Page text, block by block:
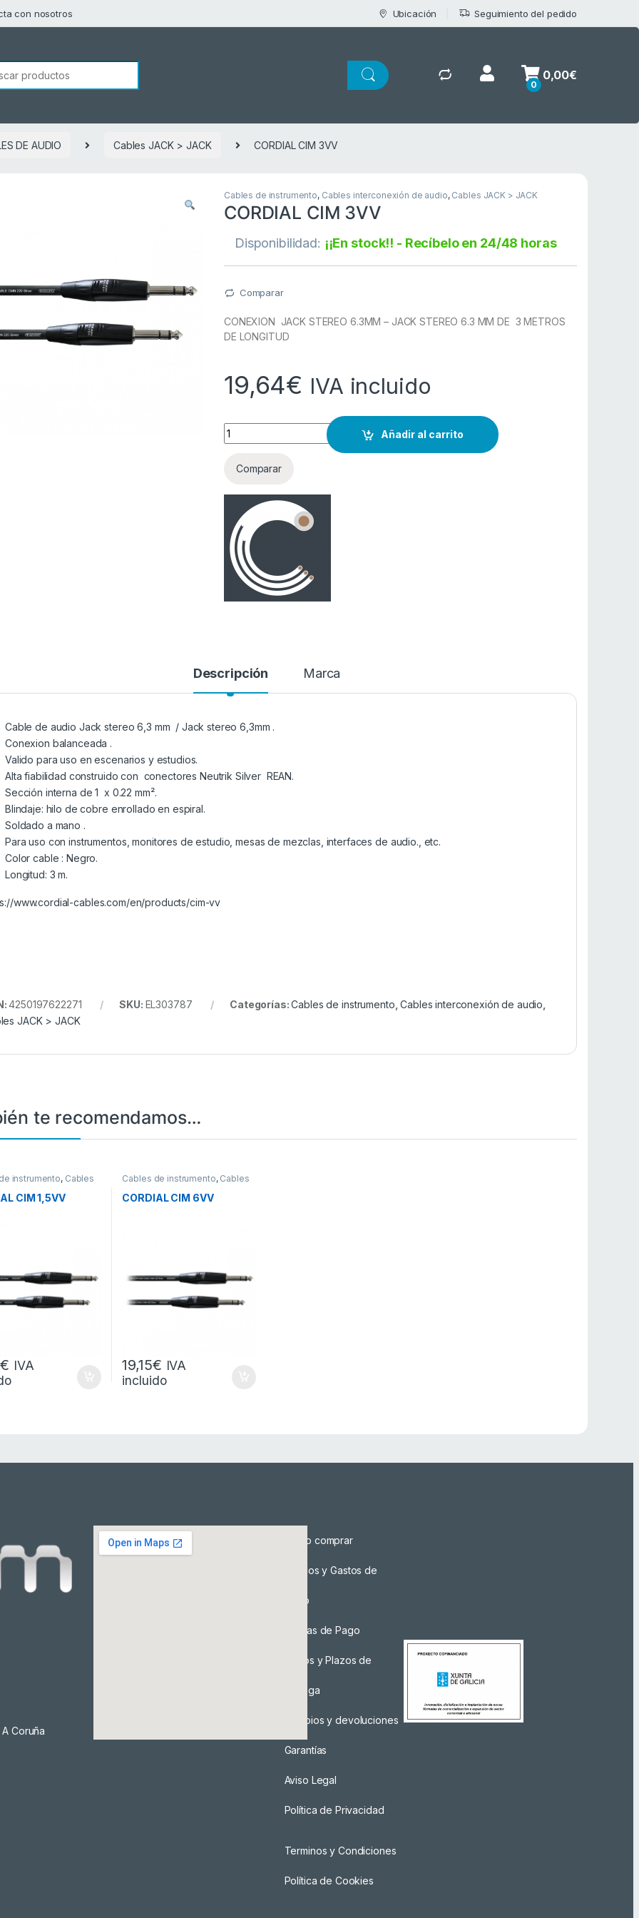
con nosotros Ubicación Seguimiento del pedido
de:
0
0,00€
DE AUDIO Cables JACK > JACK CORDIAL CIM 3VV
Cables de instrumento, Cables interconexión de audio, Cables JACK > JACK
CORDIAL CIM 3VV
Disponibilidad: ¡¡En stock!! - Recíbelo en 24/48 horas
Comparar
CONEXION JACK STEREO 6.3MM – JACK STEREO 6.3 MM DE 3 METROS
DE LONGITUD
19,64€ IVA incluido
Cantidad
Añadir al carrito
Comparar
Descripción Marca
Cable de audio Jack stereo 6,3 mm / Jack stereo 6,3mm .
Conexion balanceada .
Valido para uso en escenarios y estudios.
Alta fiabilidad construido con conectores Neutrik Silver REAN.
Sección interna de 1 x 0.22 mm².
Blindaje: hilo de cobre enrollado en espiral.
Soldado a mano .
Para uso con instrumentos, monitores de estudio, mesas de mezclas, interfaces de audio., etc.
Color cable : Negro.
Longitud: 3 m.
www.cordial-cables.com/en/products/cim-vv
4250197622271 SKU: EL303787 Categorías:Cables de instrumento ,Cables interconexión de audio
JACK > JACK
te recomendamos…
instrumento, Cables
CIM 1,5VV
€ IVA
Cables de instrumento, Cables
JACK > JACK
CORDIAL CIM 6VV
19,15€ IVA
incluido
Coruña
Cómo comprar
Precios y Gastos de
Envío
Formas de Pago
Envíos y Plazos de
Entrega
Cambios y devoluciones
Garantías
Aviso Legal
Política de Privacidad
Terminos y Condiciones
Política de Cookies